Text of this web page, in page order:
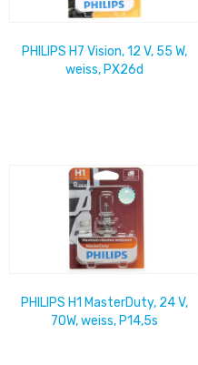
PHILIPS H7 Vision, 12 V, 55 W,
weiss, PX26d
PHILIPS H1 MasterDuty, 24 V,
70W, weiss, P14,5s